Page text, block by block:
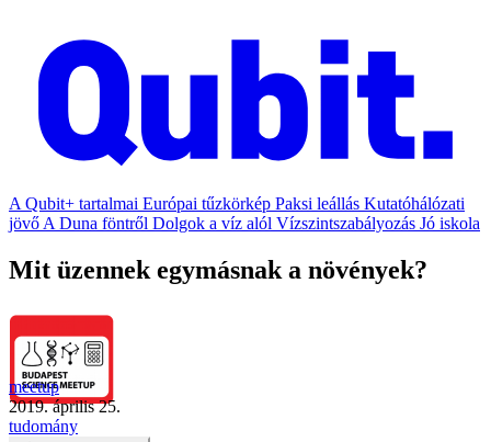
A Qubit+ tartalmai Európai tűzkörkép Paksi leállás Kutatóhálózati
jövő A Duna föntről Dolgok a víz alól Vízszintszabályozás Jó iskola
Mit üzennek egymásnak a növények?
meetup
2019. április 25.
tudomány